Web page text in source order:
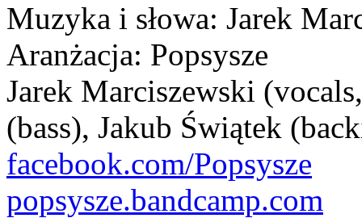
Muzyka i słowa: Jarek
Aranżacja: Popsysze
Jarek Marciszewski
(bass), Jakub Świątek
facebook.com/Popsysze
popsysze.bandcamp.com